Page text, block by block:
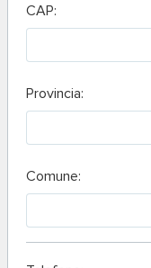
CAP:
Provincia:
Comune: